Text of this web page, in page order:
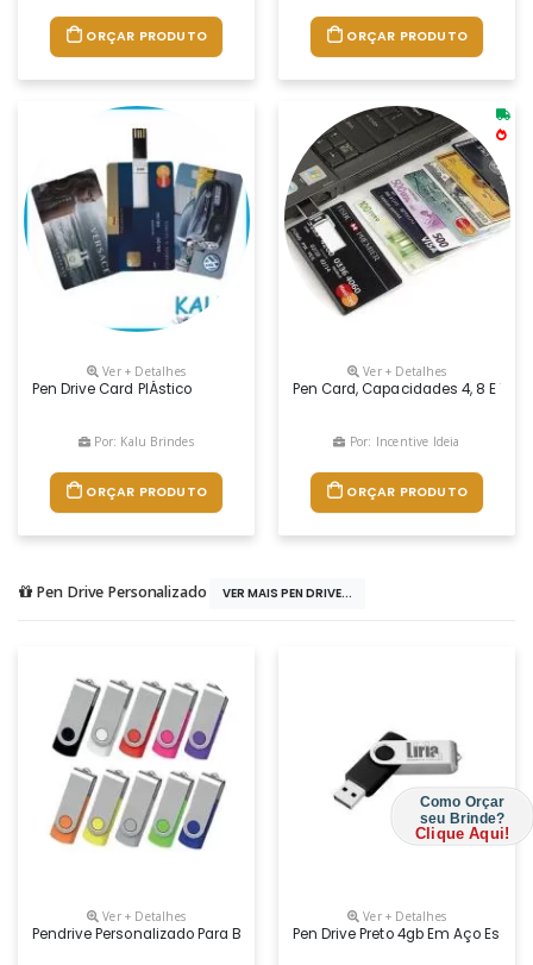
ORÇAR PRODUTO ORÇAR PRODUTO
Ver + Detalhes
Pen Drive Card PlÁstico
Por: Kalu Brindes
ORÇAR PRODUTO
Ver + Detalhes
Pen Card, Capacidades 4, 8 E 16
Por: Incentive Ideia
ORÇAR PRODUTO
Pen Drive Personalizado VER MAIS PEN DRIVE...
Ver + Detalhes
Pendrive Personalizado Para Brindes Corporativos E Promocionais.
Ver + Detalhes
Pen Drive Preto 4gb Em Aço
Como Orçar
seu Brinde?
Clique Aqui!